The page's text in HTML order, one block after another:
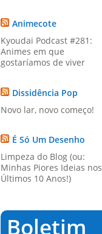
Animecote
Kyoudai Podcast #281:
Animes em que
gostaríamos de viver
Dissidência Pop
Novo lar, novo começo!
É Só Um Desenho
Limpeza do Blog (ou:
Minhas Piores Ideias nos
Últimos 10 Anos!)
Boletim